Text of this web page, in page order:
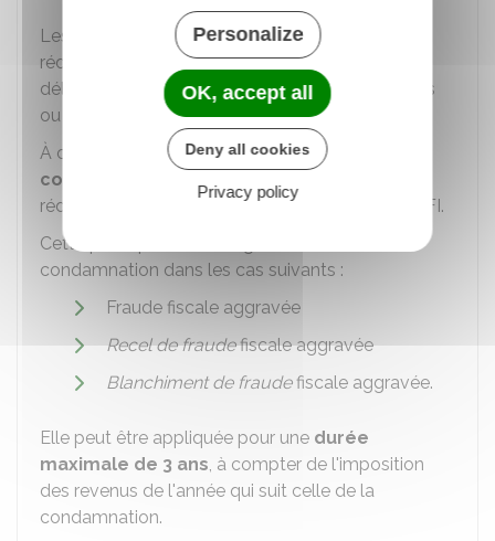
Les peines d'emprisonnement encourues sont
réduites de moitié si l'auteur ou le complice du
délit participe à l'identification des autres auteurs
ou complices.
À ces sanctions, peut s'ajouter unepeine
complémentaire
réductions et crédits d'impôt sur le revenu et d'
IFI.
Cette peine peut être infligée en cas de
condamnation dans les cas suivants :
Fraude fiscale aggravée
Recel de fraudefiscale aggravée
Blanchiment de fraudefiscale aggravée.
Elle peut être appliquée pour une durée
maximale de 3 ans, à compter de l'imposition
des revenus de l'année qui suit celle de la
condamnation.
Personalize
OK, accept all
Deny all cookies
Privacy policy